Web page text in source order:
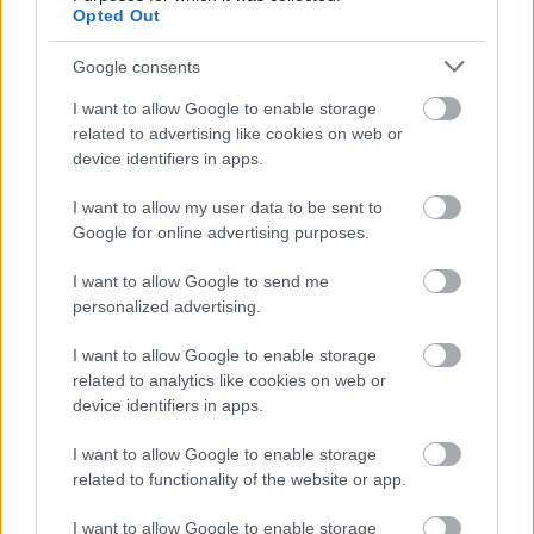
Opted Out
Google consents
I want to allow Google to enable storage
related to advertising like cookies on web or
device identifiers in apps.
I want to allow my user data to be sent to
Google for online advertising purposes.
I want to allow Google to send me
personalized advertising.
I want to allow Google to enable storage
related to analytics like cookies on web or
device identifiers in apps.
I want to allow Google to enable storage
related to functionality of the website or app.
I want to allow Google to enable storage
így nagyjából sejthetjük, hogy a földrajz mit tartogat
a következő pár száz méteren, az ellenfelek hirtelen
tűnnek fel, így a gyors reagálás elengedhetetlen az
életben maradás érdekében. Annyi segítség van,
hogy amikor felgyorsítunk, a kamera kissé feljebb
emelkedik, így jobban belátjuk a terepet. Még így is
és ládák helyére, hiszen ha fűbe harapunk, újra kell
kezdeni az egész pályát, és akkor nagyon hasznos
mentési lehetőségünk nincsen…